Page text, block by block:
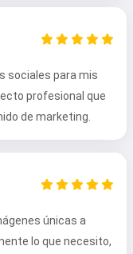
sociales para mis
profesional que
de marketing.
únicas a
lo que necesito,